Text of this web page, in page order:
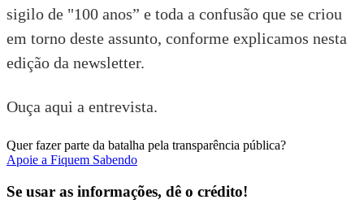
sigilo de "100 anos” e toda a confusão que se criou
em torno deste assunto, conforme explicamos nesta
edição da newsletter.
Ouça aqui a entrevista.
Quer fazer parte da batalha pela transparência pública?
Apoie a Fiquem Sabendo
Se usar as informações, dê o crédito!